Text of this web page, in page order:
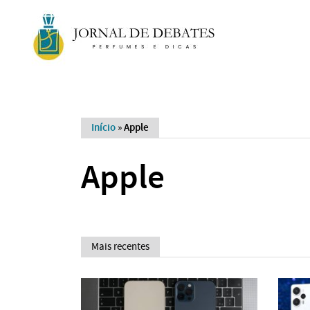
Início »Apple
Apple
Mais recentes